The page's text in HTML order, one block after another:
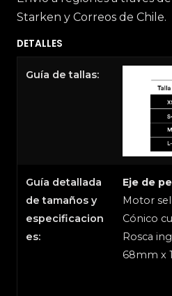
Starken y Correos de Chile.
DETALLES
Guía de tallas:
Guía detallada
de tamaños y
especificacion
es:
Eje de
Motor
Cónico
Rosca
68mm x